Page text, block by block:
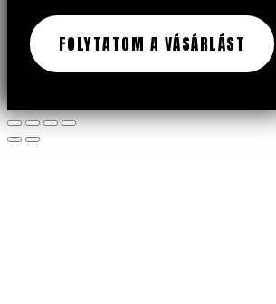
FOLYTATOM A VÁSÁRLÁST